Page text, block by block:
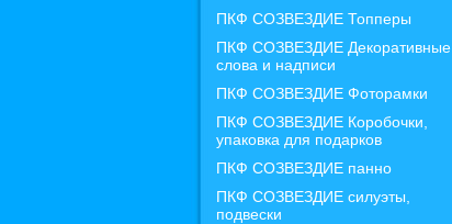
ПКФ СОЗВЕЗДИЕ Топперы
ПКФ СОЗВЕЗДИЕ Декоративные
слова и надписи
ПКФ СОЗВЕЗДИЕ Фоторамки
ПКФ СОЗВЕЗДИЕ Коробочки,
упаковка для подарков
ПКФ СОЗВЕЗДИЕ панно
ПКФ СОЗВЕЗДИЕ силуэты,
подвески